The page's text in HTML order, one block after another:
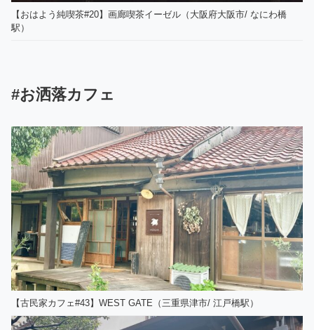
【おはよう純喫茶#20】画廊喫茶イーゼル（大阪府大阪市/ なにわ橋
駅）
#お洒落カフェ
【古民家カフェ#43】WEST GATE（三重県津市/ 江戸橋駅）